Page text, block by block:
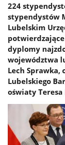
224
stypendystów
Lubelskim
dyplomy
województwa
Lech Sprawka,
Lubelskiego
oświaty